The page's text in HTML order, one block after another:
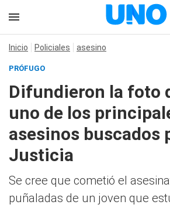
Inicio Policiales asesino
PRÓFUGO
Difundieron la foto
uno de los
asesinos buscados
Justicia
Se cree que cometió el
puñaladas de un joven que